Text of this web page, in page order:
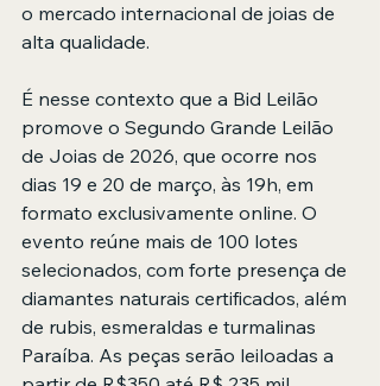
o mercado internacional de joias de
alta qualidade.
É nesse contexto que a Bid Leilão
promove o Segundo Grande Leilão
de Joias de 2026, que ocorre nos
dias 19 e 20 de março, às 19h, em
formato exclusivamente online. O
evento reúne mais de 100 lotes
selecionados, com forte presença de
diamantes naturais certificados, além
de rubis, esmeraldas e turmalinas
Paraíba. As peças serão leiloadas a